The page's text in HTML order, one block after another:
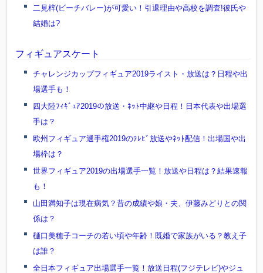
二見梓(ビーチバレー)が可愛い！引退理由や高校を調査!彼氏や
結婚は?
フィギュアスケート
チャレンジカップフィギュア2019ライスト・放送は？日程や出
場選手も！
四大陸ﾌｨｷﾞｭｱ2019の放送・ﾈｯﾄ中継や日程！日本代表や出場選
手は？
欧州フィギュア選手権2019のﾃﾚﾋﾞ放送やﾈｯﾄ配信！出場国や出
場枠は？
世界フィギュア2019の出場選手一覧！放送や日程は？結果速報
も！
山田満知子は現在病気？昔の成績や娘・夫、伊藤みどりとの関
係は？
樋口美穂子コーチの若い頃や年齢！既婚で家族がいる？教え子
は誰？
全日本フィギュア出場選手一覧！放送日程(フジテレビ)やジュ